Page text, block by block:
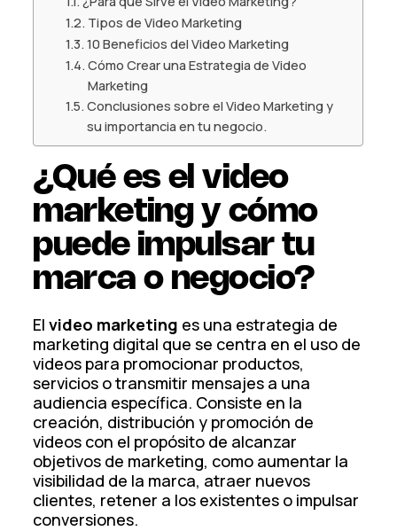
Tipos de Video Marketing
10 Beneficios del Video Marketing
Cómo Crear una Estrategia de Video
Marketing
Conclusiones sobre el Video Marketing y
su importancia en tu negocio.
¿Qué es el video
marketing y cómo
puede impulsar tu
marca o negocio?
Elvideo marketing es una estrategia de
marketing digital que se centra en el uso de
videos para promocionar productos,
servicios o transmitir mensajes a una
audiencia específica. Consiste en la
creación, distribución y promoción de
videos con el propósito de alcanzar
objetivos de marketing, como aumentar la
visibilidad de la marca, atraer nuevos
clientes, retener a los existentes o impulsar
conversiones.